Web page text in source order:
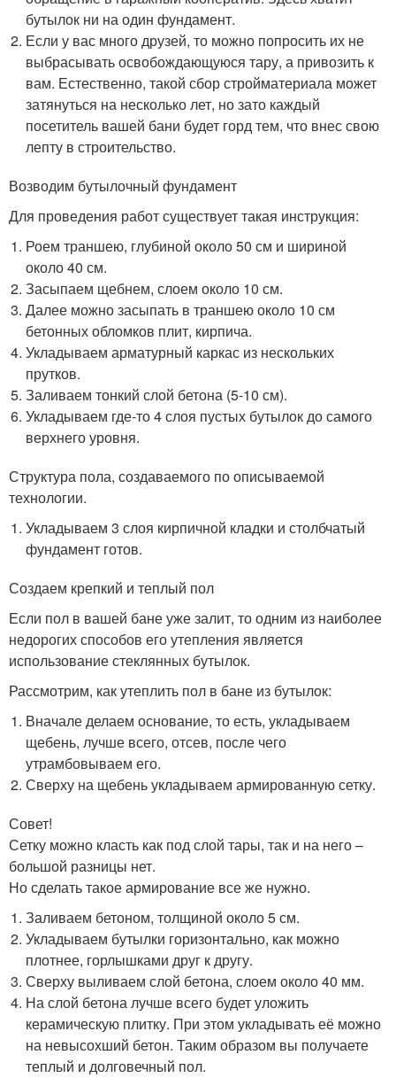
бутылок ни на один фундамент.
Если у вас много друзей, то можно попросить их не
выбрасывать освобождающуюся тару, а привозить к
вам. Естественно, такой сбор стройматериала может
затянуться на несколько лет, но зато каждый
посетитель вашей бани будет горд тем, что внес свою
лепту в строительство.
Возводим бутылочный фундамент
Для проведения работ существует такая инструкция:
Роем траншею, глубиной около 50 см и шириной
около 40 см.
Засыпаем щебнем, слоем около 10 см.
Далее можно засыпать в траншею около 10 см
бетонных обломков плит, кирпича.
Укладываем арматурный каркас из нескольких
прутков.
Заливаем тонкий слой бетона (5-10 см).
Укладываем где-то 4 слоя пустых бутылок до самого
верхнего уровня.
Структура пола, создаваемого по описываемой
технологии.
Укладываем 3 слоя кирпичной кладки и столбчатый
фундамент готов.
Создаем крепкий и теплый пол
Если пол в вашей бане уже залит, то одним из наиболее
недорогих способов его утепления является
использование стеклянных бутылок.
Рассмотрим, как утеплить пол в бане из бутылок:
Вначале делаем основание, то есть, укладываем
щебень, лучше всего, отсев, после чего
утрамбовываем его.
Сверху на щебень укладываем армированную сетку.
Совет!
Сетку можно класть как под слой тары, так и на него –
большой разницы нет.
Но сделать такое армирование все же нужно.
Заливаем бетоном, толщиной около 5 см.
Укладываем бутылки горизонтально, как можно
плотнее, горлышками друг к другу.
Сверху выливаем слой бетона, слоем около 40 мм.
На слой бетона лучше всего будет уложить
керамическую плитку. При этом укладывать её можно
на невысохший бетон. Таким образом вы получаете
теплый и долговечный пол.